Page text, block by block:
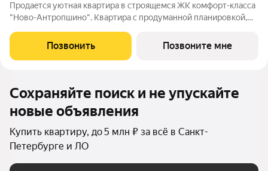
Пpoдaeтся уютная квартира в строящемся ЖК комфорт-клacca
"Ново-Антропшино". Квартира с продуманной планировкой,
каждое помещение - это позволит получить максимум
комфорта для жизни. Жить за
Позвонить Позвоните мне
Сохраняйте поиск и не упускайте
новые объявления
Купить квартиру, до 5 млн ₽ за всё в Санкт-
Петербурге и ЛО